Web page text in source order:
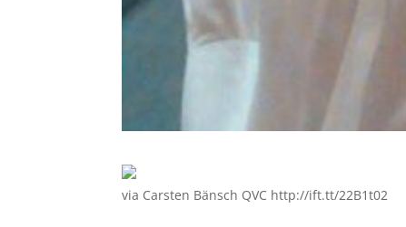
via Carsten Bänsch QVC http://ift.tt/22B1t02